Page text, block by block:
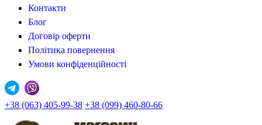
Контакти
Блог
Договір оферти
Політика повернення
Умови конфіденційності
+38 (063) 405-99-38 +38 (099) 460-80-66